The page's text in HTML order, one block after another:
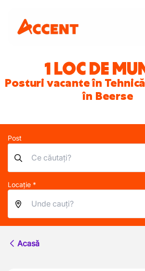
1 LOC DE
Posturi vacante în
în Beerse
Post
Locație *
Acasă